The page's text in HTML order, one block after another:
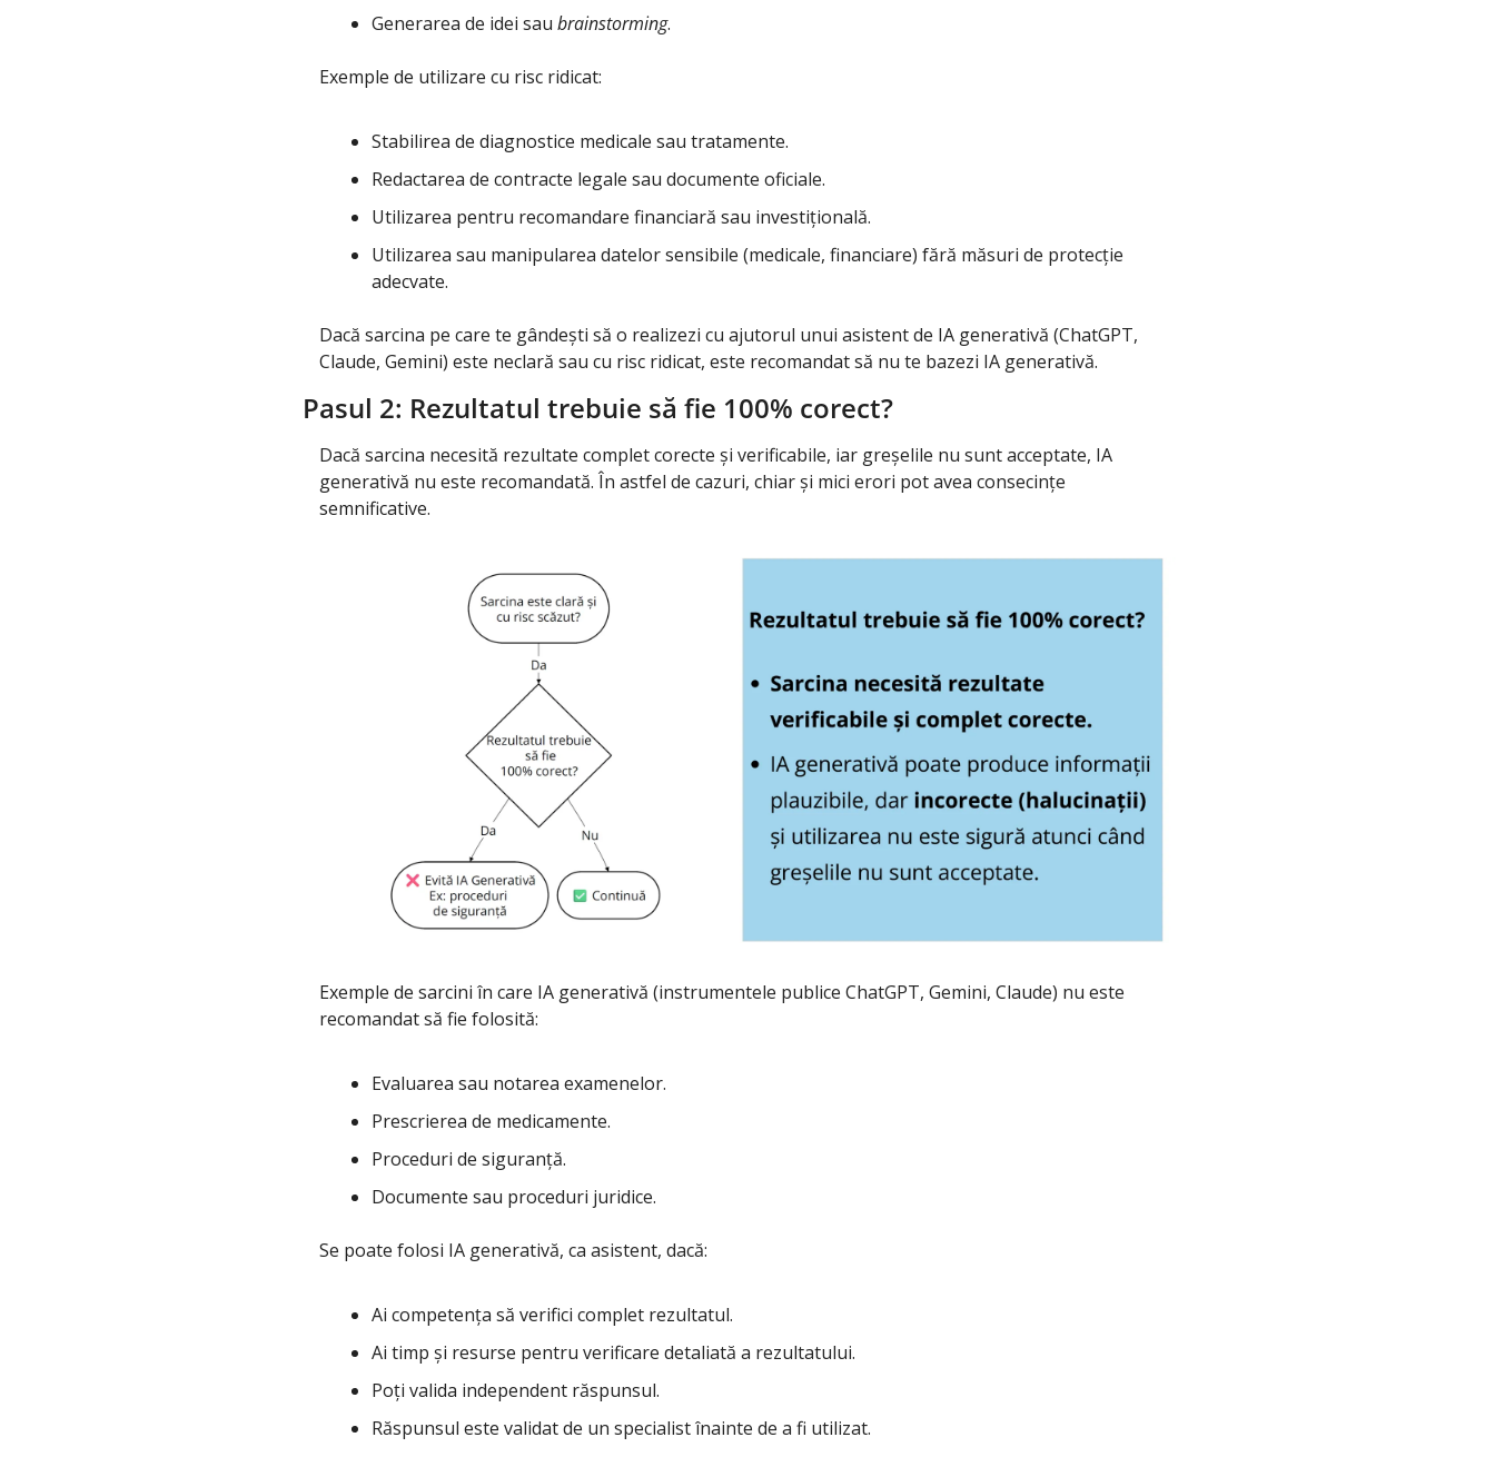
Generarea de idei sau brainstorming.
Exemple de utilizare cu risc ridicat:
Stabilirea de diagnostice medicale sau tratamente.
Redactarea de contracte legale sau documente oficiale.
Utilizarea pentru recomandare financiară sau investițională.
Utilizarea sau manipularea datelor sensibile (medicale, financiare) fără măsuri de protecție
adecvate.
Dacă sarcina pe care te gândești să o realizezi cu ajutorul unui asistent de IA generativă (ChatGPT,
Claude, Gemini) este neclară sau cu risc ridicat, este recomandat să nu te bazezi IA generativă.
Pasul 2: Rezultatul trebuie să fie 100% corect?
Dacă sarcina necesită rezultate complet corecte și verificabile, iar greșelile nu sunt acceptate, IA
generativă nu este recomandată. În astfel de cazuri, chiar și mici erori pot avea consecințe
semnificative.
Exemple de sarcini în care IA generativă (instrumentele publice ChatGPT, Gemini, Claude) nu este
recomandat să fie folosită:
Evaluarea sau notarea examenelor.
Prescrierea de medicamente.
Proceduri de siguranță.
Documente sau proceduri juridice.
Se poate folosi IA generativă, ca asistent, dacă:
Ai competența să verifici complet rezultatul.
Ai timp și resurse pentru verificare detaliată a rezultatului.
Poți valida independent răspunsul.
Răspunsul este validat de un specialist înainte de a fi utilizat.